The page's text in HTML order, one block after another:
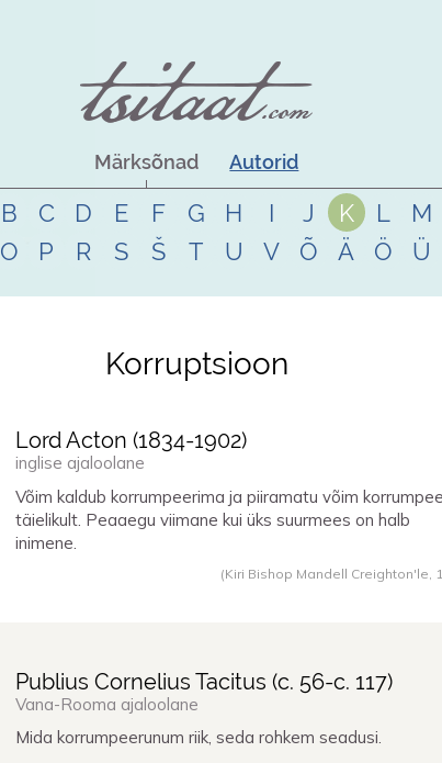
Märksõnad Autorid
B C D E F G H I J K L
M
O P R S Š T U V Õ Ä Ö Ü
Korruptsioon
Lord Acton (1834-1902)
inglise ajaloolane
Võim kaldub korrumpeerima ja piiramatu võim
täielikult. Peaaegu viimane kui üks suurmees on halb
inimene.
(Kiri Bishop Mandell Creighton'le,
Publius Cornelius Tacitus (c. 56-c. 117)
Vana-Rooma ajaloolane
Mida korrumpeerunum riik, seda rohkem seadusi.